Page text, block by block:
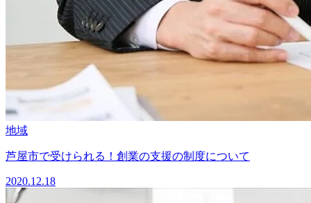
地域
芦屋市で受けられる！創業の支援の制度について
2020.12.18